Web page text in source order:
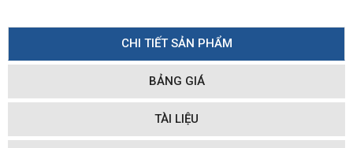
CHI TIẾT SẢN PHẨM
BẢNG GIÁ
TÀI LIỆU